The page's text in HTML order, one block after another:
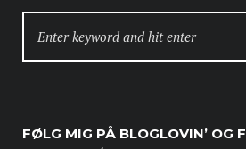
FOR:
FØLG MIG PÅ BLOGLOVIN’ OG